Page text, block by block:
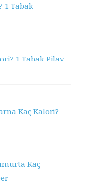
1 Tabak
1 Tabak Pilav
Kaç Kalori?
Kaç